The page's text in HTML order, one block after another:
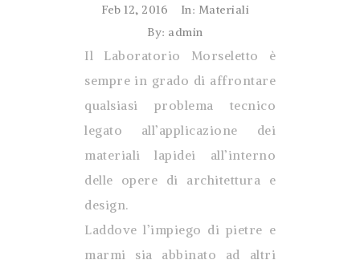
Feb 12, 2016 In: Materiali
By: admin
Il Laboratorio Morseletto è
sempre in grado di affrontare
qualsiasi problema tecnico
legato all’applicazione dei
materiali lapidei all’interno
delle opere di architettura e
design.
Laddove l’impiego di pietre e
marmi sia abbinato ad altri